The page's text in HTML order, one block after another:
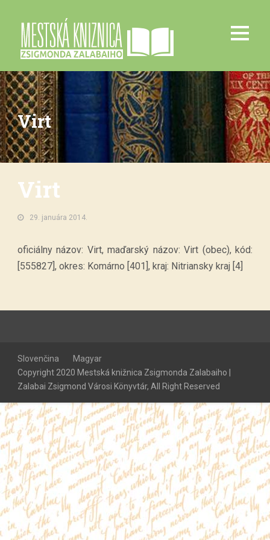
Virt
Virt
29. januára 2014.
oficiálny názov: Virt, maďarský názov: Virt (obec), kód:
[555827], okres: Komárno [401], kraj: Nitriansky kraj [4]
Slovenčina
Magyar
Copyright 2020 Mestská knižnica Zsigmonda Zalabaiho |
Zalabai Zsigmond Városi Könyvtár, All Right Reserved